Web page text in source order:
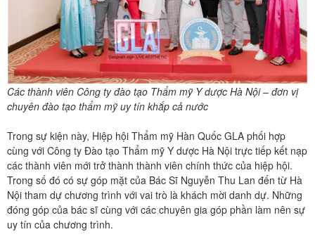
Các thành viên Công ty đào tạo Thẩm mỹ Y dược Hà Nội – đơn vị
chuyên đào tạo thẩm mỹ uy tín khắp cả nước
Trong sự kiện này, Hiệp hội Thẩm mỹ Hàn Quốc GLA phối hợp
cùng với Công ty Đào tạo Thẩm mỹ Y dược Hà Nội trực tiếp kết nạp
các thành viên mới trở thành thành viên chính thức của hiệp hội.
Trong số đó có sự góp mặt của Bác Sĩ Nguyễn Thu Lan đến từ Hà
Nội tham dự chương trình với vai trò là khách mời danh dự. Những
đóng góp của bác sĩ cùng với các chuyên gia góp phần làm nên sự
uy tín của chương trình.